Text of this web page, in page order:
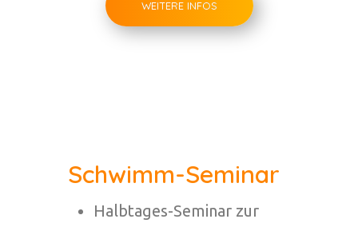
WEITERE INFOS
Schwimm-Seminar
Halbtages-Seminar zur